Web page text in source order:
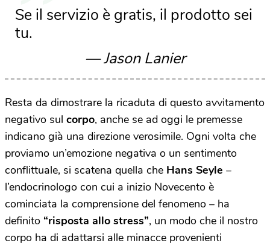
Se il servizio è gratis, il prodotto sei
tu.
— Jason Lanier
Resta da dimostrare la ricaduta di questo avvitamento
negativo sul corpo, anche se ad oggi le premesse
indicano già una direzione verosimile. Ogni volta che
proviamo un’emozione negativa o un sentimento
conflittuale, si scatena quella che Hans Seyle –
l’endocrinologo con cui a inizio Novecento è
cominciata la comprensione del fenomeno – ha
definito “risposta allo stress”, un modo che il nostro
corpo ha di adattarsi alle minacce provenienti